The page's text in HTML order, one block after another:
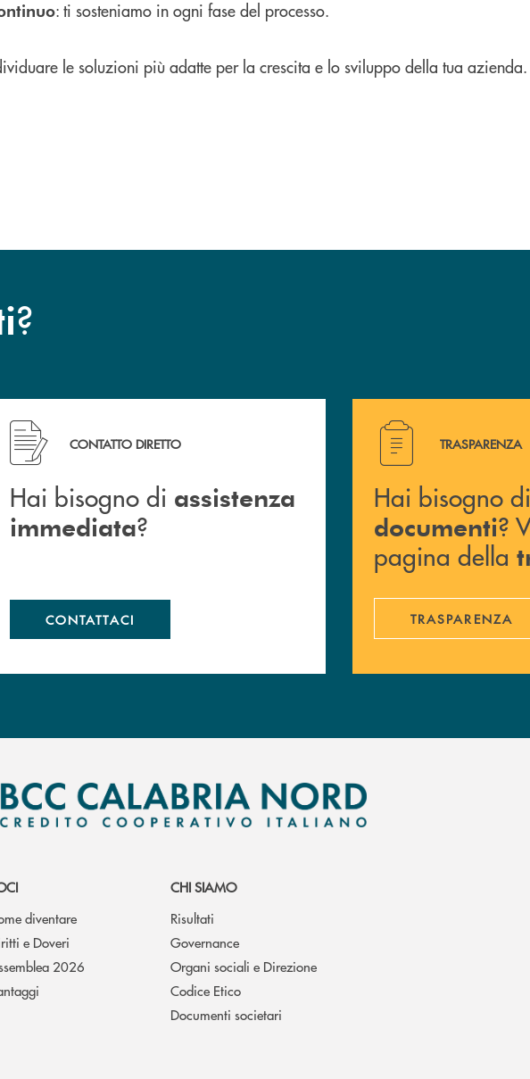
: ti sosteniamo in ogni fase del processo.
le soluzioni più adatte per la crescita e lo sviluppo della tua azienda.
?
Hai bisogno di assistenza immediata ?
CONTATTO DIRETTO
Hai bisogno di assistenza
immediata?
CONTATTACI
Hai bisogno di alcuni
TRASPARENZA
Hai bisogno
documenti?
pagina della
TRASPARENZA
diventare
e Doveri
2026
CHI SIAMO
Risultati
Governance
Organi sociali e Direzione
Codice Etico
Documenti societari